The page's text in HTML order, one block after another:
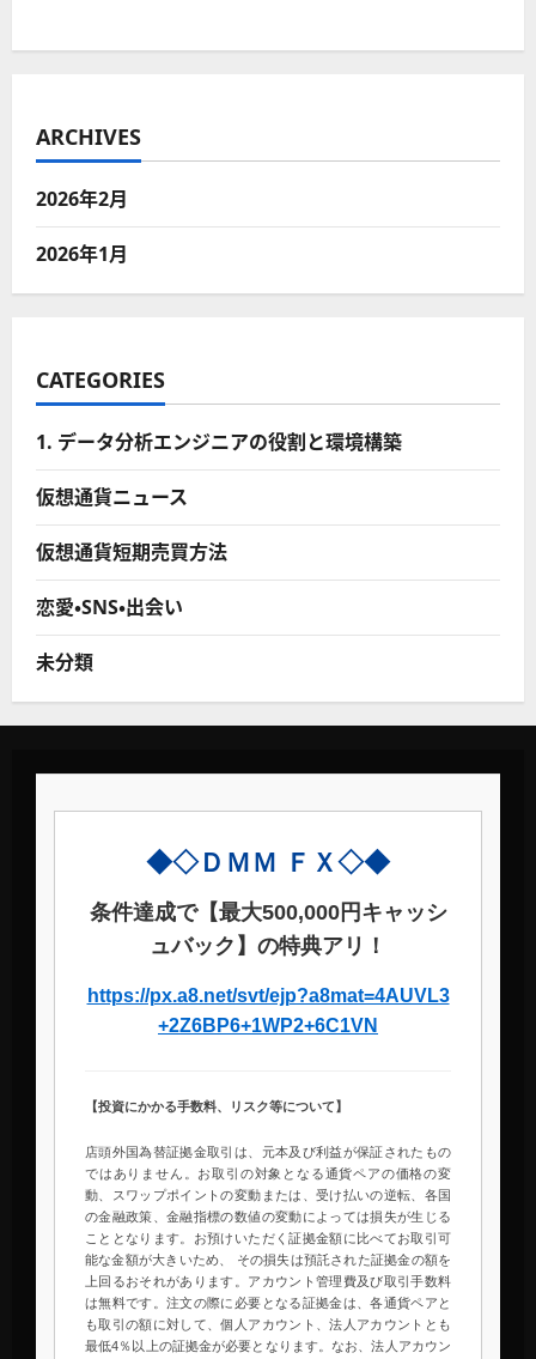
ARCHIVES
2026年2月
2026年1月
CATEGORIES
1. データ分析エンジニアの役割と環境構築
仮想通貨ニュース
仮想通貨短期売買方法
恋愛・SNS・出会い
未分類
◆◇ＤＭＭ ＦＸ◇◆
条件達成で【最大500,000円キャッシ
ュバック】の特典アリ！
https://px.a8.net/svt/ejp?a8mat=4AUVL3
+2Z6BP6+1WP2+6C1VN
【投資にかかる手数料、リスク等について】
店頭外国為替証拠金取引は、元本及び利益が保証されたもの
ではありません。お取引の対象となる通貨ペアの価格の変
動、スワップポイントの変動または、受け払いの逆転、各国
の金融政策、金融指標の数値の変動によっては損失が生じる
こととなります。お預けいただく証拠金額に比べてお取引可
能な金額が大きいため、 その損失は預託された証拠金の額を
上回るおそれがあります。アカウント管理費及び取引手数料
は無料です。注文の際に必要となる証拠金は、各通貨ペアと
も取引の額に対して、個人アカウント、法人アカウントとも
最低4％以上の証拠金が必要となります。なお、法人アカウン